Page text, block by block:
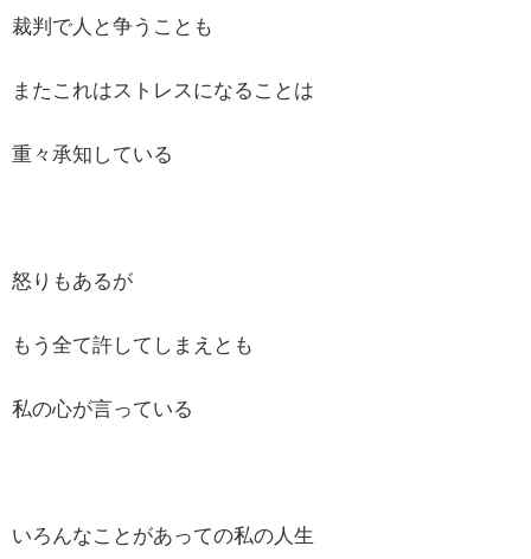
裁判で人と争うことも
またこれはストレスになることは
重々承知している
怒りもあるが
もう全て許してしまえとも
私の心が言っている
いろんなことがあっての私の人生